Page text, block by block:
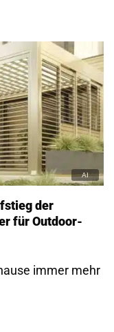
der
für Outdoor-
immer mehr